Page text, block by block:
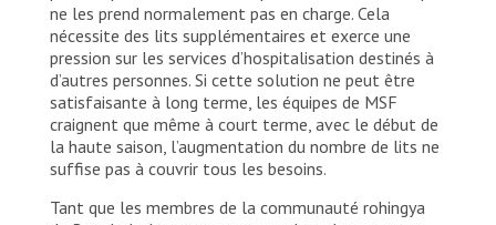
ne les prend normalement pas en charge. Cela
nécessite des lits supplémentaires et exerce une
pression sur les services d’hospitalisation destinés à
d’autres personnes. Si cette solution ne peut être
satisfaisante à long terme, les équipes de MSF
craignent que même à court terme, avec le début de
la haute saison, l’augmentation du nombre de lits ne
suffise pas à couvrir tous les besoins.
Tant que les membres de la communauté rohingya